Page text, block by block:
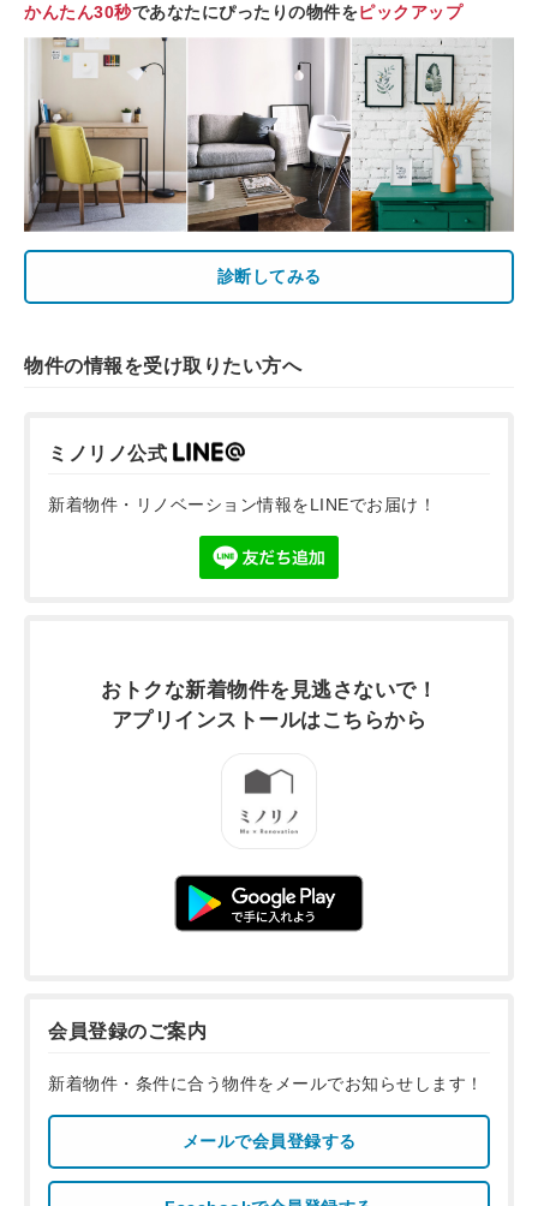
かんたん30秒であなたにぴったりの物件をピックアップ
診断してみる
物件の情報を受け取りたい方へ
ミノリノ公式
新着物件・リノベーション情報をLINEでお届け！
おトクな新着物件を 見逃さないで！
アプリインストールはこちらから
会員登録のご案内
新着物件・条件に合う物件をメールでお知らせします！
メールで会員登録する